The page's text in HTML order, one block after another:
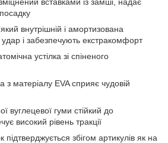
внутрішній і амортизована
удар і забезпечують екстракомфорт
устілка зі спіненого
з матеріалу EVA сприяє чудовій
вуглецевої гуми стійкий до
високий рівень тракції
підтверджується збігом артикулів як на